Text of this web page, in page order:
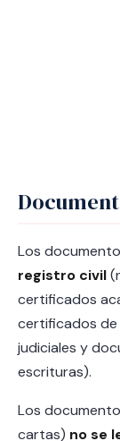
Los
registro civil
certificados
certificados de
judiciales y
escrituras).
Los
cartas) no se